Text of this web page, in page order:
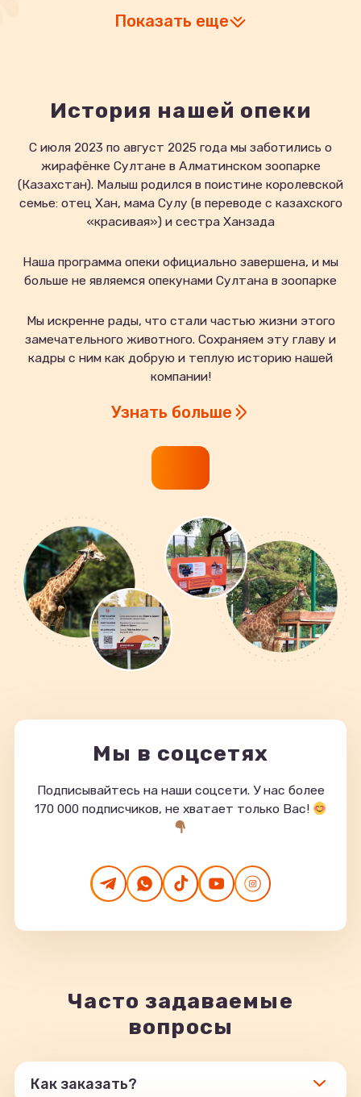
Показать еще
История нашей опеки
С июля 2023 по август 2025 года мы заботились о
жирафёнке Султане в Алматинском зоопарке
(Казахстан). Малыш родился в поистине королевской
семье: отец Хан, мама Сулу (в переводе с казахского
«красивая») и сестра Ханзада
Наша программа опеки официально завершена, и мы
больше не являемся опекунами Султана в зоопарке
Мы искренне рады, что стали частью жизни этого
замечательного животного. Сохраняем эту главу и
кадры с ним как добрую и теплую историю нашей
компании!
Узнать больше
Мы в соцсетях
Подписывайтесь на наши соцсети. У нас более
170 000 подписчиков, не хватает только Вас!
Часто задаваемые
вопросы
Как заказать?